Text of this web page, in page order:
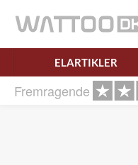
ELARTIKLER
Fremragende
Ret samtykke!